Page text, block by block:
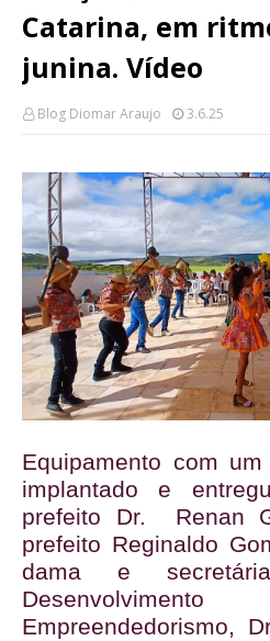
Catarina, em
junina. Vídeo
Blog Diomar Araujo 3.6.25
Equipamento com
implantado e
prefeito Dr. Renan
prefeito Reginaldo
dama e
Empreendedorismo,